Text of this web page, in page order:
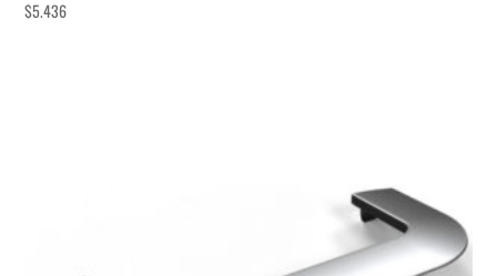
$5.436